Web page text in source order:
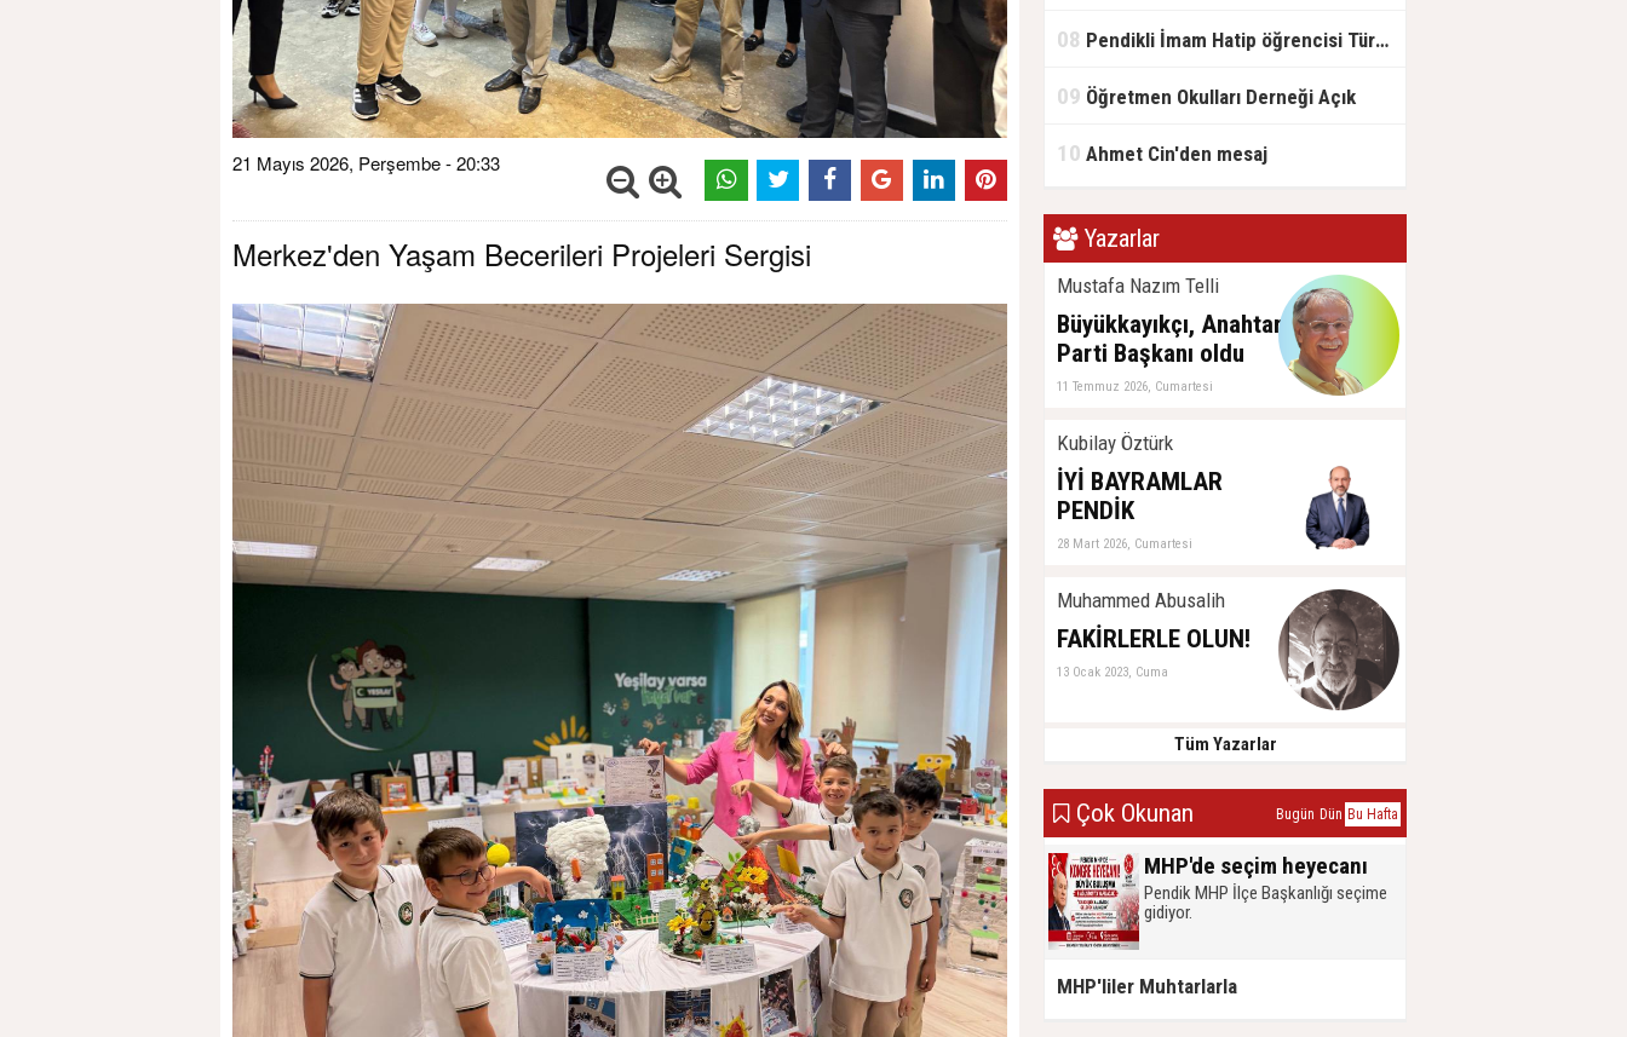
21 Mayıs 2026, Perşembe - 20:33
Merkez'den Yaşam Becerileri Projeleri Sergisi
08 Pendikli İmam Hatip öğrencisi Türkiye Birincisi
09 Öğretmen Okulları Derneği Açık
10 Ahmet Cin'den mesaj
Yazarlar
Mustafa Nazım Telli
Büyükkayıkçı, Anahtar
Parti Başkanı oldu
11 Temmuz 2026, Cumartesi
Kubilay Öztürk
İYİ BAYRAMLAR
PENDİK
28 Mart 2026, Cumartesi
Muhammed Abusalih
FAKİRLERLE OLUN!
13 Ocak 2023, Cuma
Tüm Yazarlar
Çok Okunan Bugün Dün Bu Hafta
MHP'de seçim heyecanı
Pendik MHP İlçe Başkanlığı seçime
gidiyor.
MHP'liler Muhtarlarla